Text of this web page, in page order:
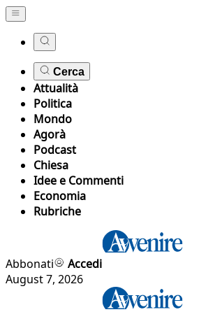
Cerca
Attualità
Politica
Mondo
Agorà
Podcast
Chiesa
Idee e Commenti
Economia
Rubriche
Abbonati
Accedi
August 7, 2026